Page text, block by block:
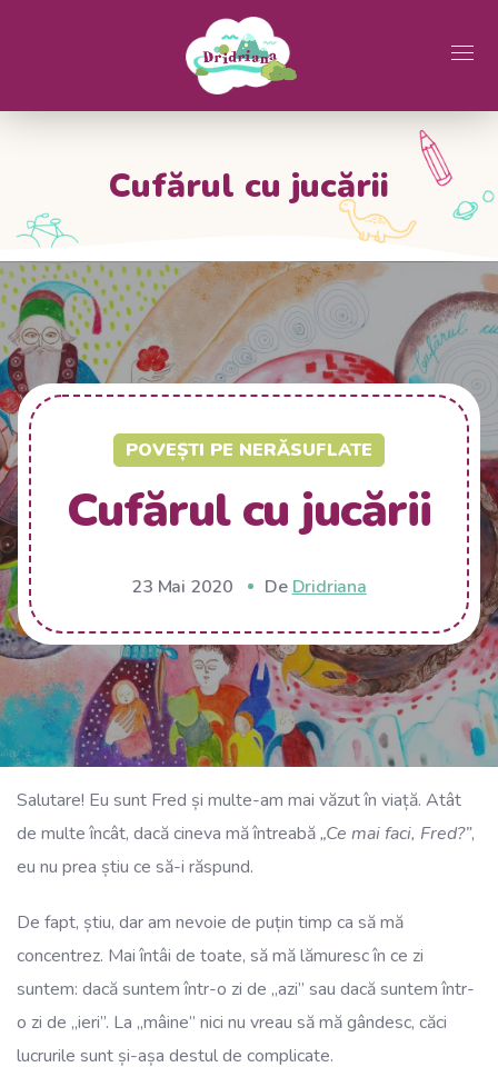
Cufărul cu jucării
POVEȘTI PE NERĂSUFLATE
Cufărul cu jucării
23 Mai 2020 De Dridriana
Salutare! Eu sunt Fred și multe-am mai văzut în viață. Atât
de multe încât, dacă cineva mă întreabă„Ce mai faci, Fred?”,
eu nu prea știu ce să-i răspund.
De fapt, știu, dar am nevoie de puțin timp ca să mă
concentrez. Mai întâi de toate, să mă lămuresc în ce zi
suntem: dacă suntem într-o zi de „azi” sau dacă suntem într-
o zi de „ieri”. La „mâine” nici nu vreau să mă gândesc, căci
lucrurile sunt și-așa destul de complicate.